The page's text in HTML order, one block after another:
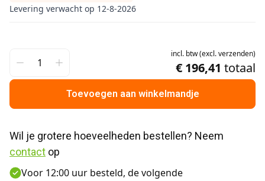
Levering verwacht op 12-8-2026
incl. btw(excl.verzenden)
€ 196,41 totaal
Toevoegen aan winkelmandje
contact op
Voor 12:00 uur besteld, de volgende